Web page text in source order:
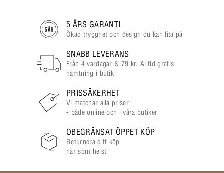
5 ÅRS GARANTI
Ökad trygghet och design du kan lita på
SNABB LEVERANS
Från 4 vardagar & 79 kr. Alltid gratis
hämtning i butik
PRISSÄKERHET
Vi matchar alla priser
- både online och i våra butiker
OBEGRÄNSAT ÖPPET KÖP
Returnera ditt köp
när som helst